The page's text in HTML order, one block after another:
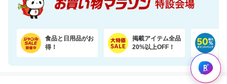
食品と日用品がお
得！
掲載アイテム全品
20%以上OFF！